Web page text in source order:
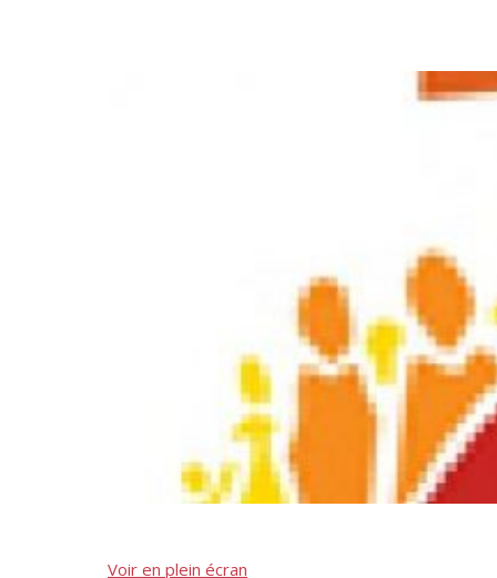
Voir en plein écran